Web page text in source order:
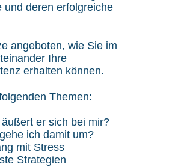
und deren erfolgreiche
angeboten, wie Sie im
Ihre
erhalten können.
Themen:
er sich bei mir?
ich damit um?
mit Stress
Strategien